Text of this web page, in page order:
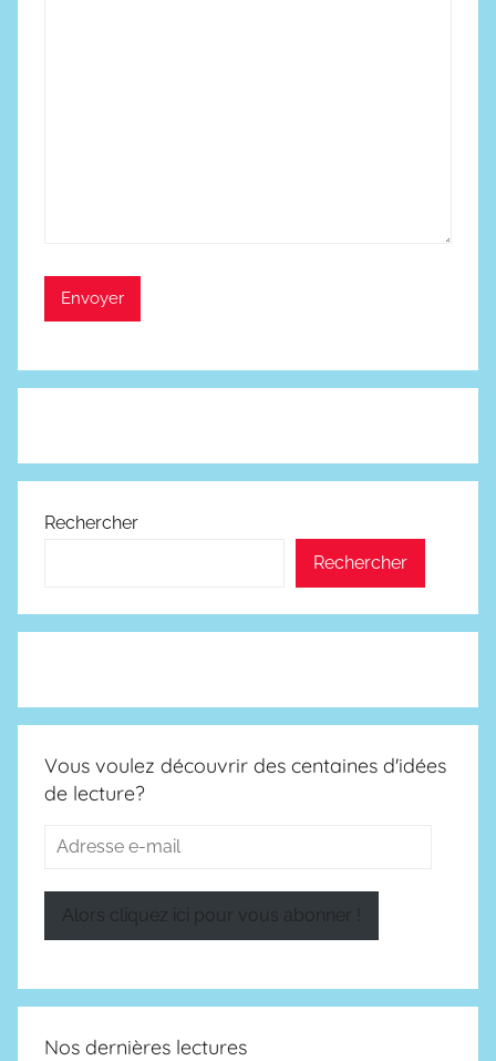
Rechercher
Rechercher
Vous voulez découvrir des centaines d'idées
de lecture?
Adresse
Alors cliquez ici pour vous abonner !
Nos dernières lectures